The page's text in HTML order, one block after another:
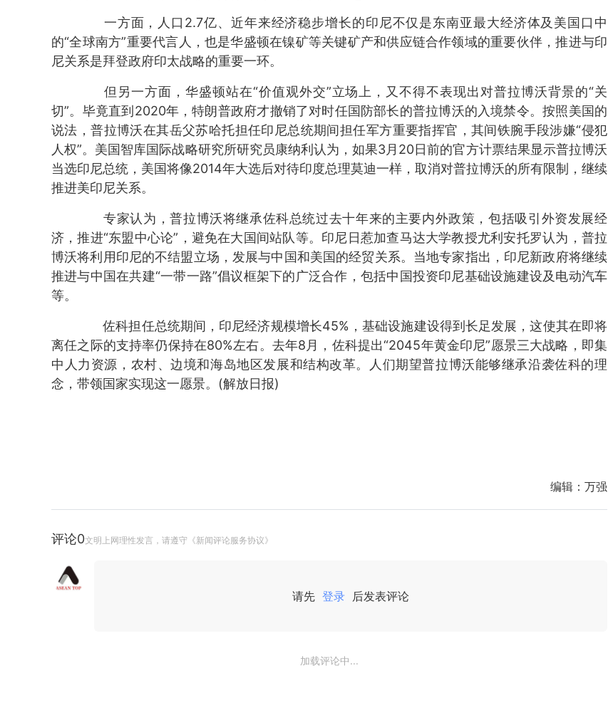
一方面，人口2.7亿、近年来经济稳步增长的印尼不仅是东南亚最大经济体及美国口中
的“全球南方”重要代言人，也是华盛顿在镍矿等关键矿产和供应链合作领域的重要伙伴，推进与印
尼关系是拜登政府印太战略的重要一环。
但另一方面，华盛顿站在“价值观外交”立场上，又不得不表现出对普拉博沃背景的“关
切”。毕竟直到2020年，特朗普政府才撤销了对时任国防部长的普拉博沃的入境禁令。按照美国的
说法，普拉博沃在其岳父苏哈托担任印尼总统期间担任军方重要指挥官，其间铁腕手段涉嫌“侵犯
人权”。美国智库国际战略研究所研究员康纳利认为，如果3月20日前的官方计票结果显示普拉博沃
当选印尼总统，美国将像2014年大选后对待印度总理莫迪一样，取消对普拉博沃的所有限制，继续
推进美印尼关系。
专家认为，普拉博沃将继承佐科总统过去十年来的主要内外政策，包括吸引外资发展经
济，推进“东盟中心论”，避免在大国间站队等。印尼日惹加查马达大学教授尤利安托罗认为，普拉
博沃将利用印尼的不结盟立场，发展与中国和美国的经贸关系。当地专家指出，印尼新政府将继续
推进与中国在共建“一带一路”倡议框架下的广泛合作，包括中国投资印尼基础设施建设及电动汽车
等。
佐科担任总统期间，印尼经济规模增长45%，基础设施建设得到长足发展，这使其在即将
离任之际的支持率仍保持在80%左右。去年8月，佐科提出“2045年黄金印尼”愿景三大战略，即集
中人力资源，农村、边境和海岛地区发展和结构改革。人们期望普拉博沃能够继承沿袭佐科的理
念，带领国家实现这一愿景。(解放日报)
编辑： 万强
评论0文明上网理性发言，请遵守《新闻评论服务协议》
请先 登录 后发表评论
加载评论中...